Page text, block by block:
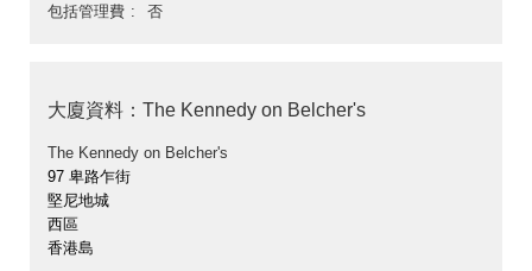
包括管理費
否
大廈資料：The Kennedy on Belcher's
The Kennedy on Belcher's
97 卑路乍街
堅尼地城
西區
香港島